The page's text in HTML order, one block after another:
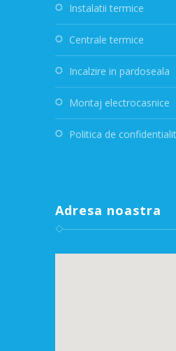
Instalatii termice
Centrale termice
Incalzire in pardoseala
Montaj electrocasnice
Politica de
Adresa noastra